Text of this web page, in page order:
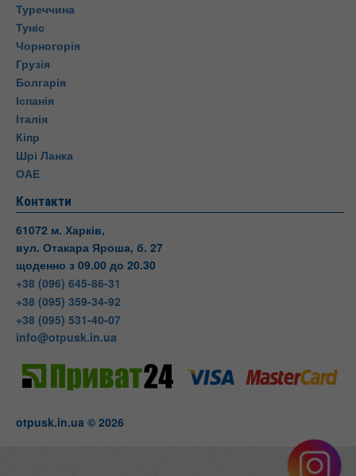
Туреччина
Туніс
Чорногорія
Грузія
Болгарія
Іспанія
Італія
Кіпр
Шрі Ланка
ОАЕ
Контакти
61072 м. Харків,
вул. Отакара Яроша, б. 27
щоденно з 09.00 до 20.30
+38 (096) 645-86-31
+38 (095) 359-34-92
+38 (095) 531-40-07
info@otpusk.in.ua
otpusk.in.ua © 2026
+38(095) 531-40-